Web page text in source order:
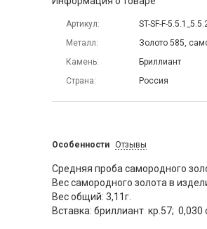
Артикул
ST-SF-F-
Металл
Золото 585,
Камень
Бриллиант
Страна
Россия
Особенности Отзывы
Средняя проба самородного
Вес самородного золота в
Вес общий: 3,11г.
Вставка: бриллиант кр.57; 0,030